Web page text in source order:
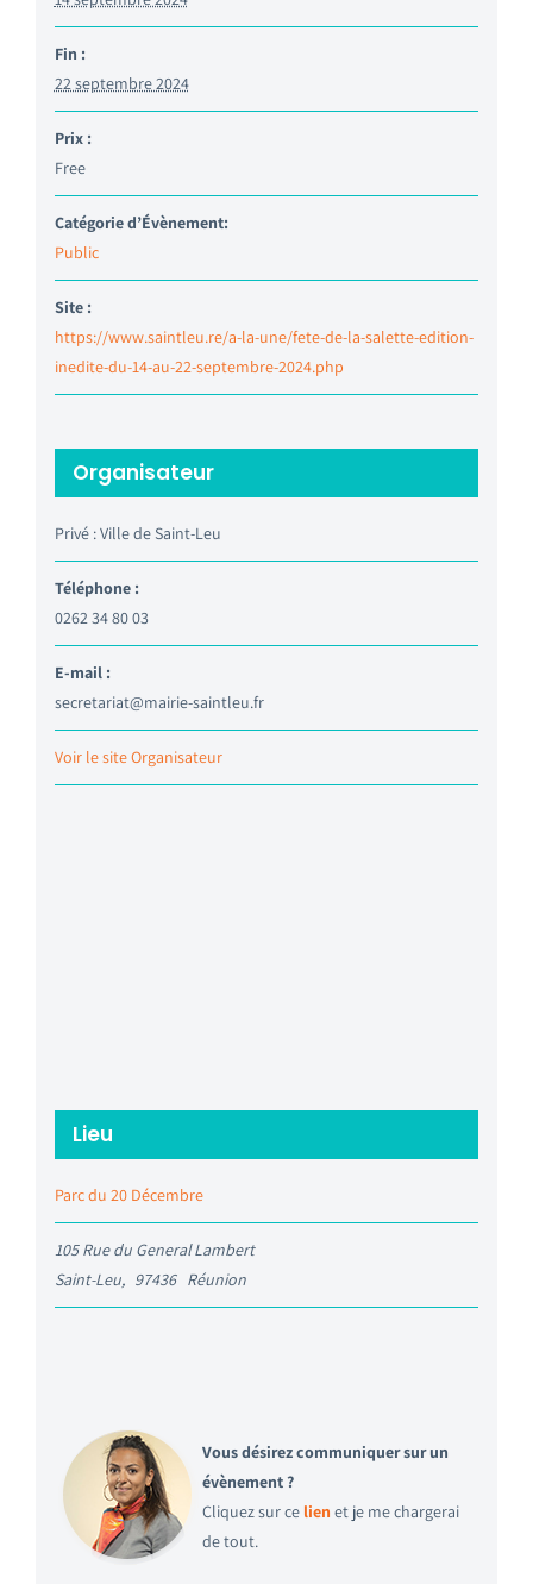
Fin :
22 septembre 2024
Prix :
Free
Catégorie d’Évènement:
Public
Site :
https://www.saintleu.re/a-la-une/fete-de-la-salette-edition-
inedite-du-14-au-22-septembre-2024.php
Organisateur
Privé : Ville de Saint-Leu
Téléphone :
0262 34 80 03
E-mail :
secretariat@mairie-saintleu.fr
Voir le site Organisateur
Lieu
Parc du 20 Décembre
105 Rue du General Lambert
Saint-Leu, 97436 Réunion
Vous désirez communiquer sur un
évènement ?
Cliquez sur ce lien et je me chargerai
de tout.